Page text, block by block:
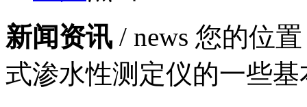
新闻资讯 / news 您的位
式渗水性测定仪的一些